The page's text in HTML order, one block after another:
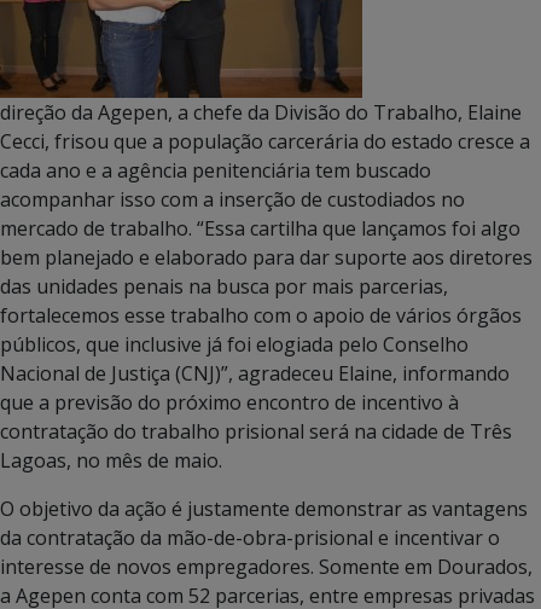
direção da Agepen, a chefe da Divisão do Trabalho, Elaine
Cecci, frisou que a população carcerária do estado cresce a
cada ano e a agência penitenciária tem buscado
acompanhar isso com a inserção de custodiados no
mercado de trabalho. “Essa cartilha que lançamos foi algo
bem planejado e elaborado para dar suporte aos diretores
das unidades penais na busca por mais parcerias,
fortalecemos esse trabalho com o apoio de vários órgãos
públicos, que inclusive já foi elogiada pelo Conselho
Nacional de Justiça (CNJ)”, agradeceu Elaine, informando
que a previsão do próximo encontro de incentivo à
contratação do trabalho prisional será na cidade de Três
Lagoas, no mês de maio.
O objetivo da ação é justamente demonstrar as vantagens
da contratação da mão-de-obra-prisional e incentivar o
interesse de novos empregadores. Somente em Dourados,
a Agepen conta com 52 parcerias, entre empresas privadas